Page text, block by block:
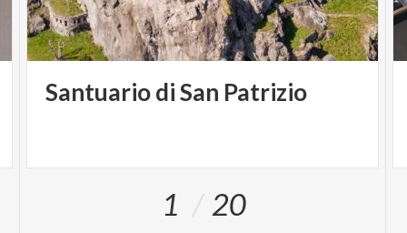
SantuariodiSan Patrizio
1 20